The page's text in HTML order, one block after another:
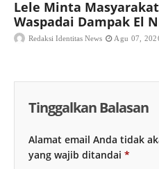
Lele Minta
Waspadai Dampak El
Redaksi Identitas News Agu 07,
Tinggalkan Balasan
Alamat email Anda tidak
yang wajib ditandai *